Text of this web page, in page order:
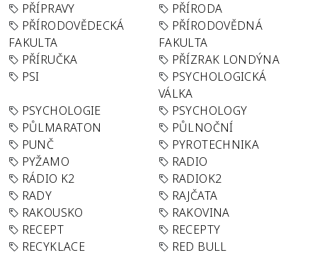
PŘÍPRAVY
PŘÍRODA
PŘÍRODOVĚDECKÁ
FAKULTA
PŘÍRODOVĚDNÁ
FAKULTA
PŘÍRUČKA
PŘÍZRAK LONDÝNA
PSI
PSYCHOLOGICKÁ
VÁLKA
PSYCHOLOGIE
PSYCHOLOGY
PŮLMARATON
PŮLNOČNÍ
PUNČ
PYROTECHNIKA
PYŽAMO
RADIO
RÁDIO K2
RADIOK2
RADY
RAJČATA
RAKOUSKO
RAKOVINA
RECEPT
RECEPTY
RECYKLACE
RED BULL